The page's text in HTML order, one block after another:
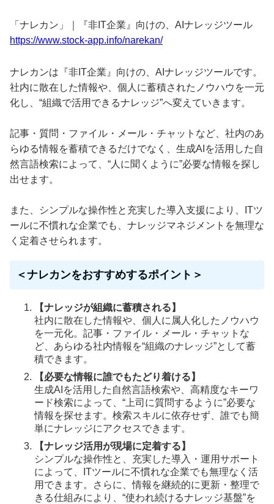
「ナレカン」｜『非IT企業』向けの、AIナレッジツール
https://www.stock-app.info/narekan/
ナレカンは『非IT企業』向けの、AIナレッジツールです。
社内に散在した情報や、個人に蓄積されたノウハウを一元
化し、“組織で活用できるナレッジ”へ変えていきます。
記事・質問・ファイル・メール・チャットなど、社内のあ
らゆる情報を蓄積できるだけでなく、生成AIを活用した自
然言語検索によって、“人に聞くように”必要な情報を探し
出せます。
また、シンプルな操作性と充実した導入支援により、ITツ
ールに不慣れな企業でも、ナレッジマネジメントを無理な
く定着させられます。
＜ナレカンをおすすめするポイント＞
【ナレッジが組織に蓄積される】
社内に散在した情報や、個人に属人化したノウハウ
を一元化。記事・ファイル・メール・チャットな
ど、あらゆる社内情報を“組織のナレッジ”として蓄
積できます。
【必要な情報に誰でもたどり着ける】
生成AIを活用した自然言語検索や、高精度なキーワ
ード検索によって、“上司に質問するように”必要な
情報を探せます。検索スキルに依存せず、誰でも簡
単にナレッジにアクセスできます。
【ナレッジ活用が現場に定着する】
シンプルな操作性と、充実した導入・運用サポート
によって、ITツールに不慣れな企業でも無理なく活
用できます。さらに、情報を継続的に更新・整理で
きる仕組みにより、“使われ続けるナレッジ基盤”を